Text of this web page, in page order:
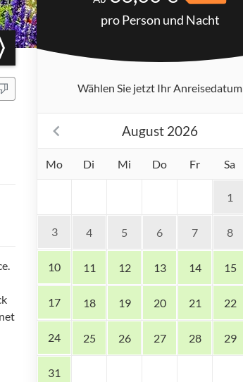
pro Person und Nacht
Wählen Sie jetzt Ihr Anreisedatum
August 2026
Mo Di Mi Do Fr Sa
1
3 4 5 6 7 8
10 11 12 13 14 15
17 18 19 20 21 22
24 25 26 27 28 29
31